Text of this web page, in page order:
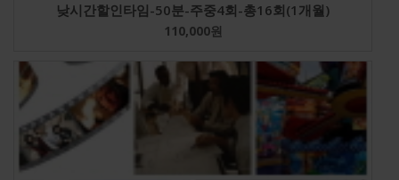
낮시간할인타임-50분-주중4회-총16회(1개월)
110,000원